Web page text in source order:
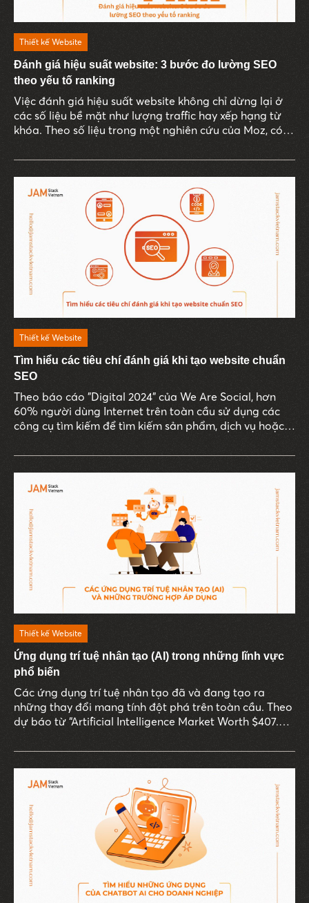
Thiết kế Website
Đánh giá hiệu suất website: 3 bước đo lường SEO
theo yếu tố ranking
Việc đánh giá hiệu suất website không chỉ dừng lại ở
các số liệu bề mặt như lượng traffic hay xếp hạng từ
khóa. Theo số liệu trong một nghiên cứu của Moz, có
tìm kiếm, và trong số này, chỉ ít doanh nghiệp thực sự
sử dụng dữ liệu SEO để đo lường giá trị thực sự từ các
chiến dịch marketing.
Thiết kế Website
Tìm hiểu các tiêu chí đánh giá khi tạo website chuẩn
SEO
Theo báo cáo "Digital 2024" của We Are Social, hơn
60% người dùng Internet trên toàn cầu sử dụng các
công cụ tìm kiếm để tìm kiếm sản phẩm, dịch vụ hoặc
Thiết kế Website
Ứng dụng trí tuệ nhân tạo (AI) trong những lĩnh vực
phổ biến
Các ứng dụng trí tuệ nhân tạo đã và đang tạo ra
những thay đổi mang tính đột phá trên toàn cầu. Theo
dự báo từ “Artificial Intelligence Market Worth $407.0
trường AI toàn cầu dự kiến sẽ đạt 407 tỷ USD vào năm
2027, tăng trưởng trung bình 36,2% mỗi năm. Con số
này minh chứng cho tầm quan trọng và sự bùng nổ
của AI trên mọi lĩnh vực.